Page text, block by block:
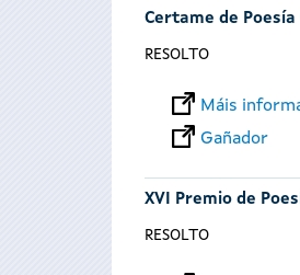
Certame de
RESOLTO
Máis
Gañador
XVI Premio de
RESOLTO